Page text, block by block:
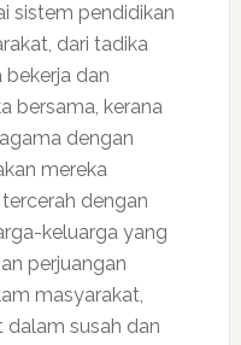
sistem pendidikan
dari tadika
bekerja dan
bersama, kerana
dengan
mereka
dengan
keluarga yang
perjuangan
masyarakat,
dalam susah dan